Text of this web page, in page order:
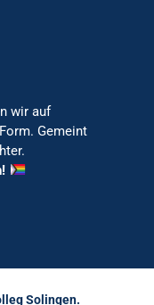
wir auf
Gemeint
Solingen.